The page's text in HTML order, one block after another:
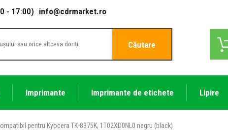
- 17:00) info@cdrmarket.ro
Căutare
Imprimante Imprimante de etichete Lipire
pentru Kyocera TK-8375K, 1T02XD0NL0 negru (black)